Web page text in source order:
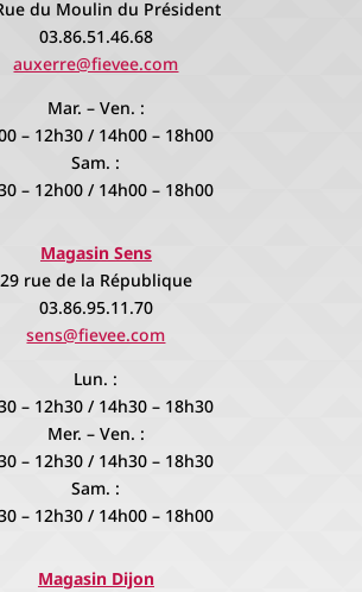
du Moulin du Président
03.86.51.46.68
auxerre@fievee.com
Mar. – Ven. :
– 12h30 / 14h00 – 18h00
Sam. :
– 12h00 / 14h00 – 18h00
Magasin Sens
29 rue de la République
03.86.95.11.70
sens@fievee.com
Lun. :
– 12h30 / 14h30 – 18h30
Mer. – Ven. :
– 12h30 / 14h30 – 18h30
Sam. :
– 12h30 / 14h00 – 18h00
Magasin Dijon